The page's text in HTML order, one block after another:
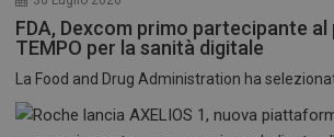
FDA, Dexcom primo partecipante
TEMPO per la sanità digitale
La Food and Drug Administration ha